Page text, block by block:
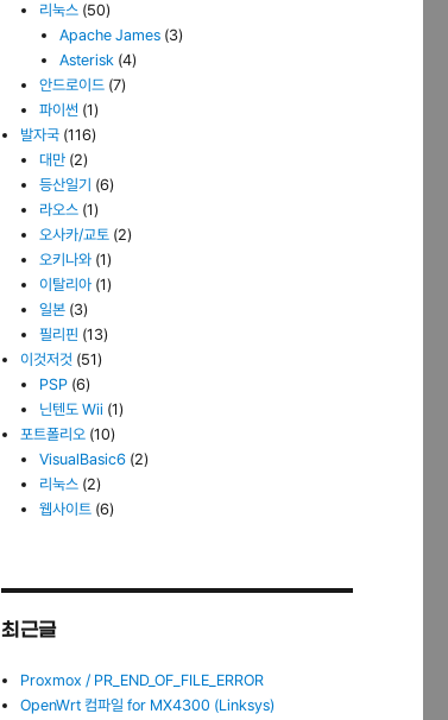
리눅스 (50)
Apache James(3)
Asterisk(4)
안드로이드 (7)
파이썬 (1)
발자국 (116)
대만 (2)
등산일기 (6)
라오스 (1)
오사카/교토 (2)
오키나와 (1)
이탈리아 (1)
일본 (3)
필리핀 (13)
이것저것 (51)
PSP (6)
닌텐도 Wii (1)
포트폴리오 (10)
VisualBasic6 (2)
리눅스 (2)
웹사이트 (6)
최근글
Proxmox / PR_END_OF_FILE_ERROR
OpenWrt 컴파일 for MX4300 (Linksys)